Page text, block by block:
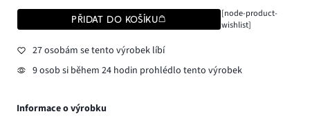
PŘIDAT DO KOŠÍKU
[node-product-
wishlist]
27 osobám se tento výrobek líbí
9 osob si během 24 hodin prohlédlo tento výrobek
Informace o výrobku